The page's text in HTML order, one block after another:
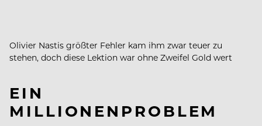
Olivier Nastis größter Fehler kam ihm zwar teuer zu
stehen, doch diese Lektion war ohne Zweifel Gold wert
EIN
MILLIONENPROBLEM